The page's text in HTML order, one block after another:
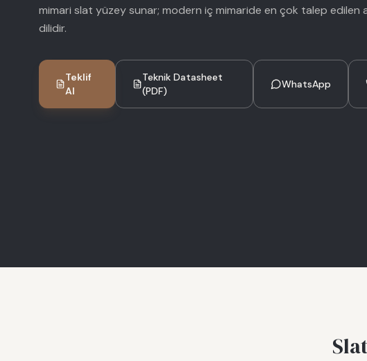
mimari slat yüzey sunar; modern iç mimaride en çok talep edilen
dilidir.
Teklif
Al
Teknik Datasheet
(PDF)
WhatsApp